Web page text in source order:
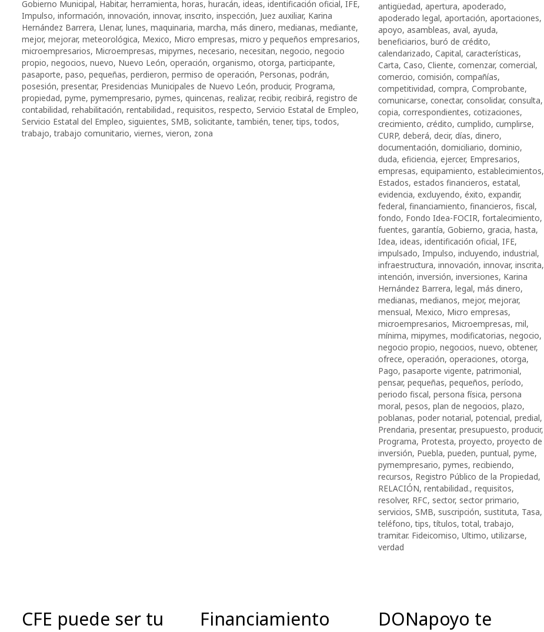
Gobierno Municipal, Habitar, herramienta, horas, huracán, ideas, identificación oficial, IFE,
Impulso, información, innovación, innovar, inscrito, inspección, Juez auxiliar, Karina
Hernández Barrera, Llenar, lunes, maquinaria, marcha, más dinero, medianas, mediante,
mejor, mejorar, meteorológica, Mexico, Micro empresas, micro y pequeños empresarios,
microempresarios, Microempresas, mipymes, necesario, necesitan, negocio, negocio
propio, negocios, nuevo, Nuevo León, operación, organismo, otorga, participante,
pasaporte, paso, pequeñas, perdieron, permiso de operación, Personas, podrán,
posesión, presentar, Presidencias Municipales de Nuevo León, producir, Programa,
propiedad, pyme, pymempresario, pymes, quincenas, realizar, recibir, recibirá, registro de
contabilidad, rehabilitación, rentabilidad., requisitos, respecto, Servicio Estatal de Empleo,
Servicio Estatal del Empleo, siguientes, SMB, solicitante,también,tener,tips,todos,
trabajo,trabajo comunitario, viernes, vieron, zona
antigüedad, apertura, apoderado,
apoderado legal, aportación, aportaciones,
apoyo, asambleas, aval, ayuda,
beneficiarios, buró de crédito,
calendarizado, Capital, características,
Carta, Caso, Cliente, comenzar, comercial,
comercio, comisión, compañías,
competitividad, compra, Comprobante,
comunicarse, conectar, consolidar, consulta,
copia, correspondientes, cotizaciones,
crecimiento, crédito, cumplido, cumplirse,
CURP, deberá, decir, días, dinero,
documentación, domiciliario, dominio,
duda, eficiencia, ejercer, Empresarios,
empresas, equipamiento, establecimientos,
Estados, estados financieros, estatal,
evidencia, excluyendo, éxito, expandir,
federal, financiamiento, financieros, fiscal,
fondo, Fondo Idea-FOCIR, fortalecimiento,
fuentes, garantía, Gobierno, gracia, hasta,
Idea, ideas, identificación oficial, IFE,
impulsado, Impulso, incluyendo, industrial,
infraestructura, innovación, innovar, inscrita,
intención, inversión, inversiones, Karina
Hernández Barrera, legal, más dinero,
medianas, medianos, mejor, mejorar,
mensual, Mexico, Micro empresas,
microempresarios, Microempresas, mil,
mínima, mipymes, modificatorias, negocio,
negocio propio, negocios, nuevo, obtener,
ofrece, operación, operaciones, otorga,
Pago, pasaporte vigente, patrimonial,
pensar, pequeñas, pequeños, período,
periodo fiscal, persona física, persona
moral, pesos, plan de negocios, plazo,
poblanas, poder notarial, potencial, predial,
Prendaria, presentar, presupuesto, producir,
Programa, Protesta, proyecto, proyecto de
inversión, Puebla, pueden, puntual, pyme,
pymempresario, pymes, recibiendo,
recursos, Registro Público de la Propiedad,
RELACIÓN, rentabilidad., requisitos,
resolver, RFC, sector, sector primario,
servicios, SMB, suscripción, sustituta, Tasa,
teléfono,tips,títulos,total,trabajo,
tramitar. Fideicomiso, Ultimo, utilizarse,
verdad
CFE puede ser tu
Financiamiento
DONapoyo te